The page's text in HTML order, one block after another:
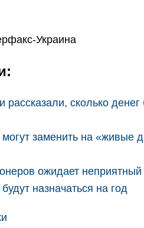
Украина
рассказали, сколько
заменить на «живые
ожидает
назначаться на год